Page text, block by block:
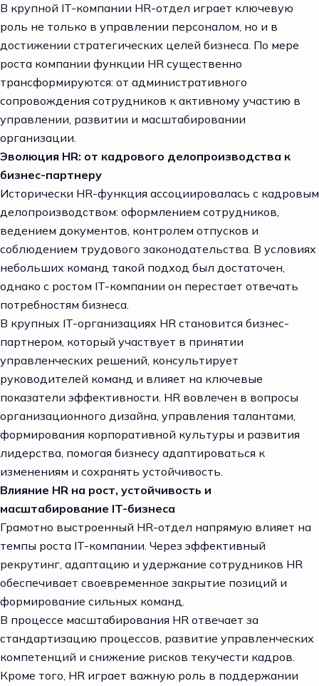
В крупной IT-компании HR-отдел играет ключевую
роль не только в управлении персоналом, но и в
достижении стратегических целей бизнеса. По мере
роста компании функции HR существенно
трансформируются: от административного
сопровождения сотрудников к активному участию в
управлении, развитии и масштабировании
организации.
Эволюция HR: от кадрового делопроизводства к
бизнес-партнеру
Исторически HR-функция ассоциировалась с кадровым
делопроизводством: оформлением сотрудников,
ведением документов, контролем отпусков и
соблюдением трудового законодательства. В условиях
небольших команд такой подход был достаточен,
однако с ростом IT-компании он перестает отвечать
потребностям бизнеса.
В крупных IT-организациях HR становится бизнес-
партнером, который участвует в принятии
управленческих решений, консультирует
руководителей команд и влияет на ключевые
показатели эффективности. HR вовлечен в вопросы
организационного дизайна, управления талантами,
формирования корпоративной культуры и развития
лидерства, помогая бизнесу адаптироваться к
изменениям и сохранять устойчивость.
Влияние HR на рост, устойчивость и
масштабирование IT-бизнеса
Грамотно выстроенный HR-отдел напрямую влияет на
темпы роста IT-компании. Через эффективный
рекрутинг, адаптацию и удержание сотрудников HR
обеспечивает своевременное закрытие позиций и
формирование сильных команд.
В процессе масштабирования HR отвечает за
стандартизацию процессов, развитие управленческих
компетенций и снижение рисков текучести кадров.
Кроме того, HR играет важную роль в поддержании